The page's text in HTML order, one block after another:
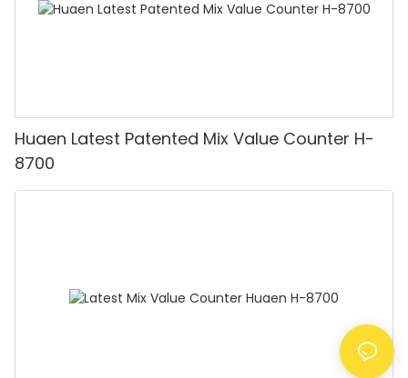
Huaen Latest Patented Mix Value Counter H-
8700